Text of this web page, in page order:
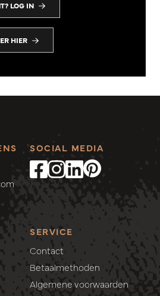
LOG IN
HIER
SERVICE
Contact
Betaalmethoden
Algemene voorwaarden
SOCIAL MEDIA